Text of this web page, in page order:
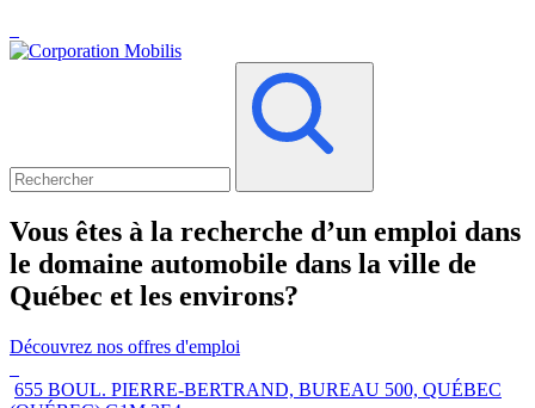
Vous êtes à la recherche d’un emploi dans
le domaine automobile dans la ville de
Québec et les environs?
Découvrez nos offres d'emploi
655 BOUL. PIERRE-BERTRAND, BUREAU 500, QUÉBEC